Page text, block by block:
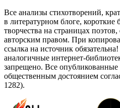
Все анализы стихотворений,
в литературном блоге, короткие
творчества на страницах
авторским правом. При
ссылка на источник
аналогичные интернет-
запрещено. Все опубликованные
общественным достоянием
1282).